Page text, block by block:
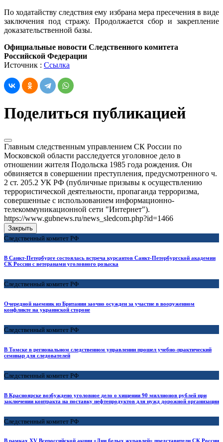
По ходатайству следствия ему избрана мера пресечения в виде
заключения под стражу. Продолжается сбор и закрепление
доказательственной базы.
Официальные новости Следственного комитета
Российской Федерации
Источник : Ссылка
Поделиться публикацией
Главным следственным управлением СК России по
Московской области расследуется уголовное дело в
отношении жителя Подольска 1985 года рождения. Он
обвиняется в совершении преступления, предусмотренного ч.
2 ст. 205.2 УК РФ (публичные призывы к осуществлению
террористической деятельности, пропаганда терроризма,
совершенные с использованием информационно-
телекоммуникационной сети "Интернет").
https://www.gubnews.ru/news_sledcom.php?id=1466
Закрыть
Следственный комитет РФ
В Санкт-Петербурге состоялась встреча курсантов Санкт-Петербургской академии
СК России с ветеранами уголовного розыска
Следственный комитет РФ
Очередной наемник из Британии заочно осужден за участие в вооруженном
конфликте на украинской стороне
Следственный комитет РФ
В Томске в региональном следственном управлении прошел учебно-практический
семинар для следователей
Следственный комитет РФ
В Красноярске возбуждено уголовное дело о хищении 90 миллионов рублей при
заключении контракта на поставку нефтепродуктов для нужд дорожной организации
Следственный комитет РФ
В рамках XV Всероссийской акции «Дни белых журавлей» представители СК России